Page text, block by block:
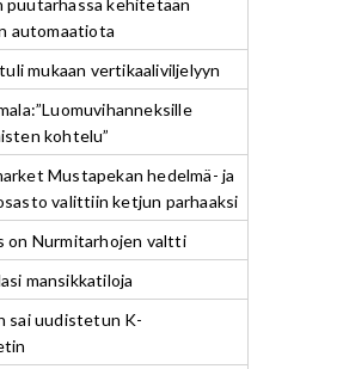
automaatiota
mukaan vertikaaliviljelyyn
kohtelu”
Mustapekan hedelmä- ja
valittiin ketjun parhaaksi
on Nurmitarhojen valtti
mansikkatiloja
sai uudistetun K-